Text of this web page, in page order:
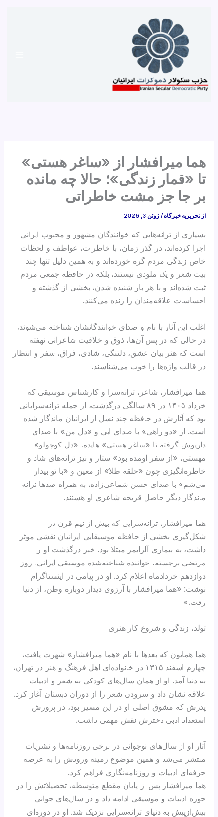
هما میرافشار از «ساغر هستی»
تا «قمار زندگی»؛ حالا چه مانده
بر جا جز مشت خاطراتی
از تحریریه خبرگاه/ژوئن 3, 2026
بسیاری از ترانه‌هایی که خوانندگان مشهور و محبوب ایرانی
اجرا کرده‌اند، در گذر زمان، با خاطرات، عواطف و لحظات
خاص زندگی مردم گره خورده‌اند و به همین دلیل تنها چند
بیت شعر و یک ملودی نیستند، بلکه در حافظه جمعی مردم
ثبت شده‌اند و با هر بار شنیده شدن، بخشی از گذشته و
احساسات علاقه‌مندان را زنده می‌کنند.
اغلب این آثار با نام و صدای خوانندگانشان شناخته می‌شوند،
در حالی که در پس آن‌ها، ذوق و خلاقیت شاعرانی نهفته
است که هنر بیان عشق، دلتنگی، شادی، فراق، سفر و انتظار
در قالب واژه‌ها را خوب می‌شناسند.
هما میرافشار، شاعر، ترانه‌سرا و کارشناس موسیقی که
خرداد ۱۴۰۵ در ۸۹ سالگی درگذشت، از جمله ترانه‌سرایانی
بود که آثارش در حافظه چند نسل از ایرانیان ماندگار شده
است. از «دو راهی» با صدای ابی و «دل من» با صدای
داریوش گرفته تا «ساغر هستی» هایده، «دل کوچولو»
مهستی، «از سفر اومده بود» ستار و نیز ترانه‌های شاد و
خاطره‌انگیزی چون «حلقه طلا» از معین و «با تو بیدار
می‌شم» با صدای حسن شماعی‌زاده، به همراه صدها ترانه
ماندگار دیگر حاصل قریحه شاعری او هستند.
هما میرافشار، ترانه‌سرایی که بیش از نیم قرن در
شکل‌گیری بخشی از حافظه موسیقایی ایرانیان نقشی موثر
داشت، به بیماری آلزایمر مبتلا بود. خبر درگذشت او را
مرتضی برجسته، خواننده شناخته‌شده موسیقی ایرانی، روز
دوازدهم خردادماه اعلام کرد. او در پیامی در اینستاگرام
نوشت: «هما میرافشار با آرزوی دیدار دوباره وطن، از دنیا
رفت.»
تولد، زندگی و شروع کار هنری
هما همایون که بعدها با نام «هما میرافشار» شهرت یافت،
چهارم اسفند ۱۳۱۵ در خانواده‌ای اهل فرهنگ و هنر در تهران،
به دنیا آمد. او از همان سال‌های کودکی به شعر و ادبیات
علاقه نشان داد و سرودن شعر را از دوران دبستان آغاز کرد.
پدرش که مشوق اصلی او در این مسیر بود، در پرورش
استعداد ادبی دخترش نقش مهمی داشت.
آثار او از سال‌های نوجوانی در برخی روزنامه‌ها و نشریات
منتشر می‌شد و همین موضوع زمینه ورودش را به عرصه
حرفه‌ای ادبیات و روزنامه‌نگاری فراهم کرد.
هما میرافشار پس از پایان مقطع متوسطه، تحصیلاتش را در
حوزه ادبیات و موسیقی ادامه داد و در سال‌های جوانی
بیش‌از‌پیش به دنیای ترانه‌سرایی نزدیک شد. او در دوره‌ای